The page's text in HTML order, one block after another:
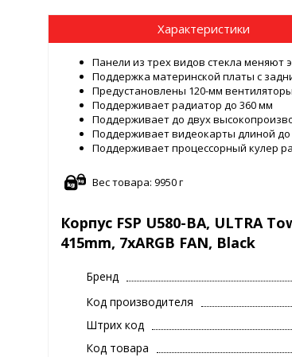
Характеристики
Панели из трех видов стекла меняют
Поддержка материнской платы с
Предустановлены 120-мм
Поддерживает радиатор до 360 мм
Поддерживает до двух
Поддерживает видеокарты длиной до
Поддерживает процессорный кулер
Вес товара: 9950 г
Корпус FSP U580-BA, ULTRA
415mm, 7xARGB FAN, Black
Бренд
Код производителя
Штрих код
Код товара